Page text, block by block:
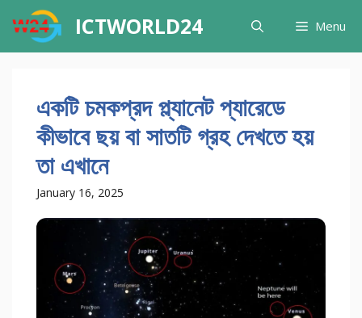
content
ICTWORLD24 Menu
একটি চমকপ্রদ প্ল্যানেট প্যারেডে
কীভাবে ছয় বা সাতটি গ্রহ দেখতে হয়
তা এখানে
January 16, 2025